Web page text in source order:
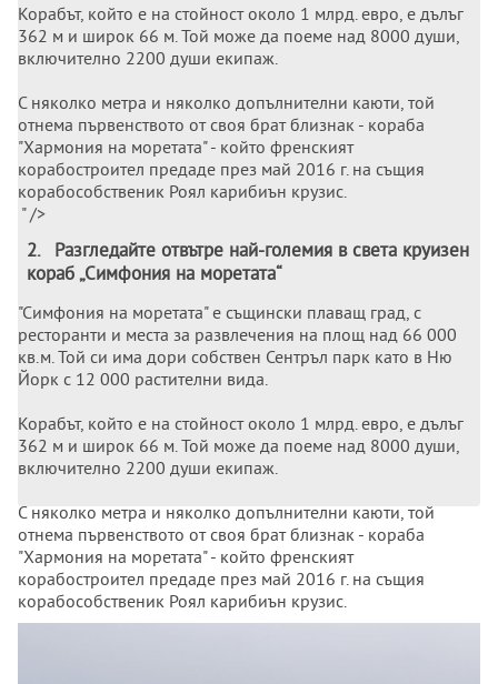
Корабът, който е на стойност около 1 млрд. евро, е дълъг
362 м и широк 66 м. Той може да поеме над 8000 души,
включително 2200 души екипаж.
С няколко метра и няколко допълнителни каюти, той
отнема първенството от своя брат близнак - кораба
"Хармония на моретата" - който френският
корабостроител предаде през май 2016 г. на същия
корабособственик Роял карибиън крузис.
" />
2.
Разгледайте отвътре най-големия в света круизен
кораб „Симфония на моретата“
"Симфония на моретата" е същински плаващ град, с
ресторанти и места за развлечения на площ над 66 000
кв.м. Той си има дори собствен Сентръл парк като в Ню
Йорк с 12 000 растителни вида.
Корабът, който е на стойност около 1 млрд. евро, е дълъг
362 м и широк 66 м. Той може да поеме над 8000 души,
включително 2200 души екипаж.
С няколко метра и няколко допълнителни каюти, той
отнема първенството от своя брат близнак - кораба
"Хармония на моретата" - който френският
корабостроител предаде през май 2016 г. на същия
корабособственик Роял карибиън крузис.